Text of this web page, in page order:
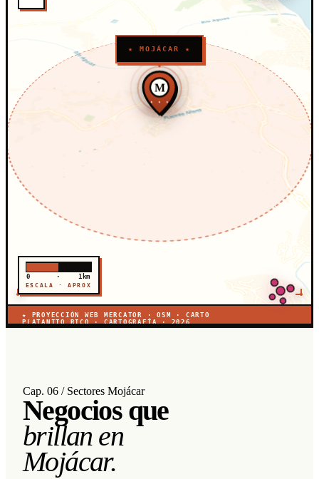
★ MOJÁCAR ★
M
★ ★ ★
0 · 1km
ESCALA · APROX
★ PROYECCIÓN WEB MERCATOR · OSM · CARTO
PLATANITO RICO · CARTOGRAFÍA · 2026
Cap. 06 / Sectores Mojácar
Negocios que
brillan en
Mojácar.